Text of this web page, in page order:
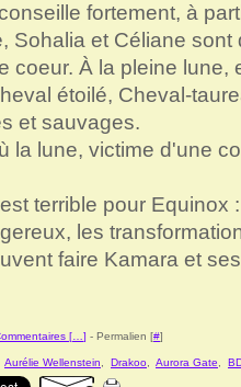
fortement, à
Sohalia et Céliane
coeur. À la pleine
étoilé, Cheval-
et sauvages.
la lune, victime d'une
terrible pour Equinox
les
faire Kamara et
[ ] - Permalien [#]
Aurélie Wellenstein Drakoo Aurora Gate